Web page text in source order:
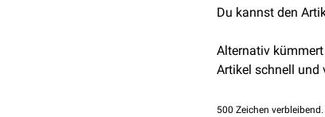
Eine
nachgewiesen
Bei einem
geschlossene
kommen.
Nachsorge
Du kannst den
Alternativ
Artikel schnell und
500 Zeichen